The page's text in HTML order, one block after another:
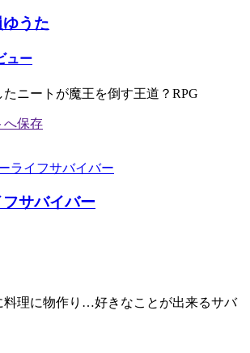
うた
ュー
たニートが魔王を倒す王道？RPG
サバイバー
料理に物作り…好きなことが出来るサバ